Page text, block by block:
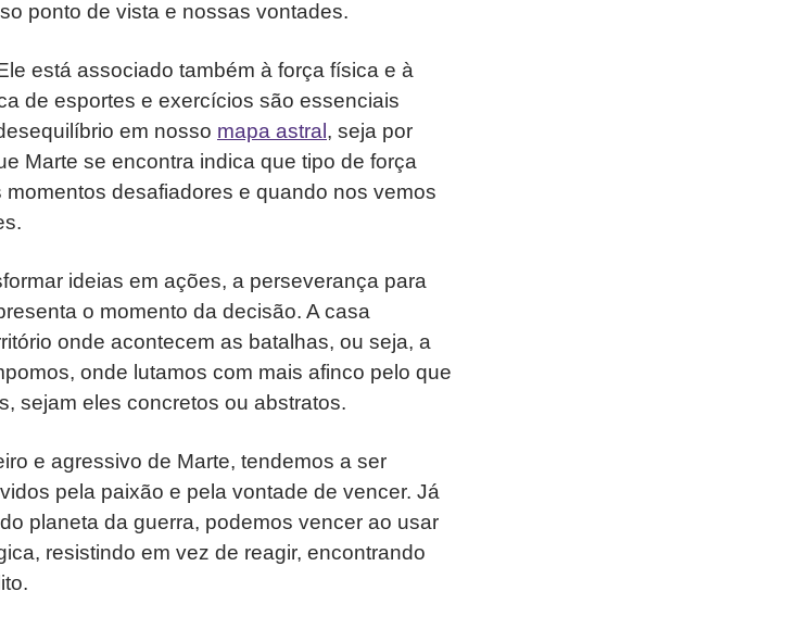
ponto de vista e nossas vontades.
está associado também à força física e à
de esportes e exercícios são essenciais
em nosso mapa astral , seja por
Marte se encontra indica que tipo de força
desafiadores e quando nos vemos
ideias em ações, a perseverança para
o momento da decisão. A casa
onde acontecem as batalhas, ou seja, a
onde lutamos com mais afinco pelo que
sejam eles concretos ou abstratos.
e agressivo de Marte, tendemos a ser
pela paixão e pela vontade de vencer. Já
planeta da guerra, podemos vencer ao usar
resistindo em vez de reagir, encontrando